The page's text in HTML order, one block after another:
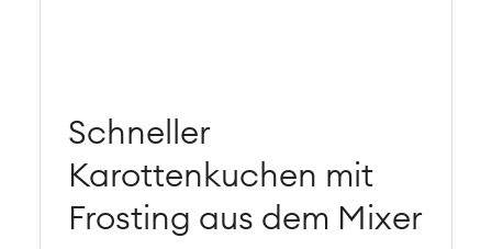
Schneller
Karottenkuchen mit
Frosting aus dem Mixer